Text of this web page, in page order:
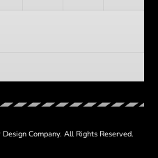
Design Company. All Rights Reserved.